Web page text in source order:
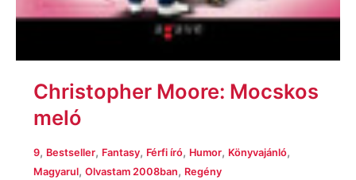
Christopher Moore: Mocskos
meló
9, Bestseller, Fantasy, Férfi író, Humor, Könyvajánló,
Magyarul, Olvastam 2008ban, Regény